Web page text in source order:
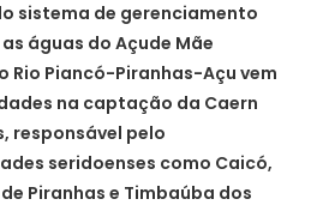
sistema de gerenciamento
águas do Açude Mãe
Rio Piancó-Piranhas-Açu vem
na captação da Caern
responsável pelo
seridoenses como Caicó,
Piranhas e Timbaúba dos